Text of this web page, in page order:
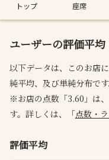
トップ 座席
ユーザーの評価平均
以下データは、このお店
純平均、及び単純分布です
※お店の点数「3.60」は
す。詳しくは、「点数・
評価平均